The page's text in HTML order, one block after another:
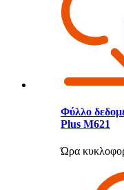
Φύλλο
Plus M621
Ώρα